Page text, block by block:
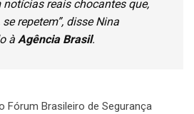
notícias reais chocantes que,
repetem”, disse Nina
à Agência Brasil.
Fórum Brasileiro de Segurança